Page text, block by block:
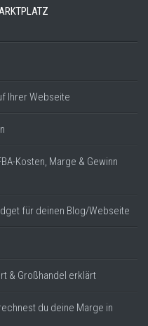
Ihrer Webseite
Kosten, Marge & Gewinn
für deinen Blog/Webseite
& Großhandel erklärt
du deine Marge in